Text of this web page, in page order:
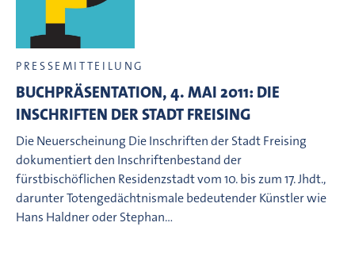
PRESSEMITTEILUNG
BUCHPRÄSENTATION, 4. MAI 2011: DIE
INSCHRIFTEN DER STADT FREISING
Die Neuerscheinung Die Inschriften der Stadt Freising
dokumentiert den Inschriftenbestand der
fürstbischöflichen Residenzstadt vom 10. bis zum 17. Jhdt.,
darunter Totengedächtnismale bedeutender Künstler wie
Hans Haldner oder Stephan…